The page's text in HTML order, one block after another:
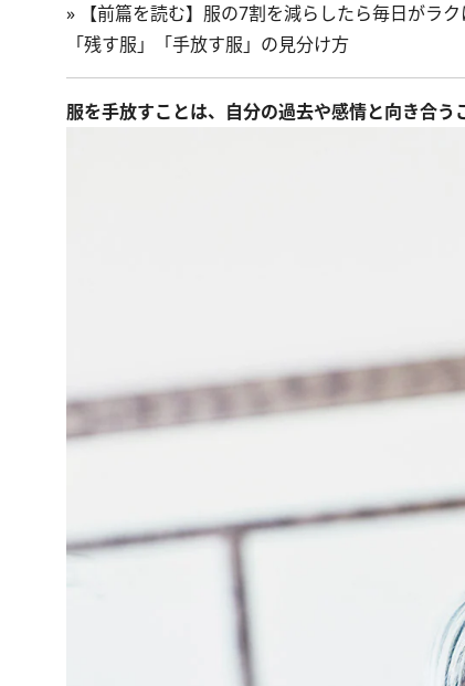
»
【前篇を読む】服の7割を減らしたら毎日がラ
「残す服」「手放す服」の見分け方
服を手放すことは、自分の過去や感情と向き合う